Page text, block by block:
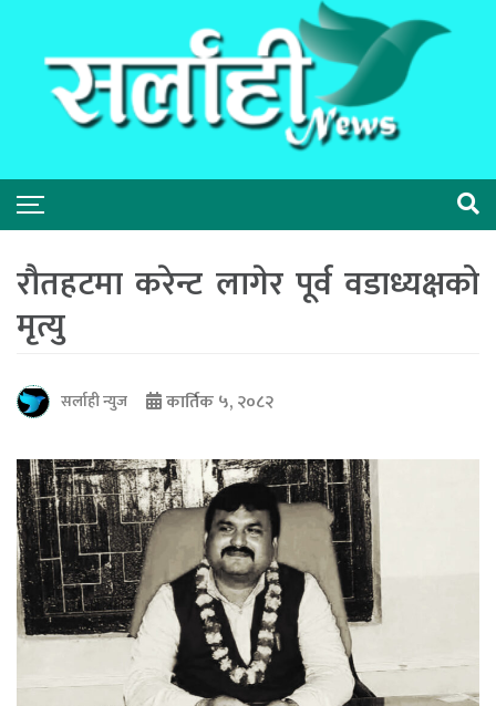
रौतहटमा करेन्ट लागेर पूर्व वडाध्यक्षको
मृत्यु
सर्लाही न्युज कार्तिक ५, २०८२